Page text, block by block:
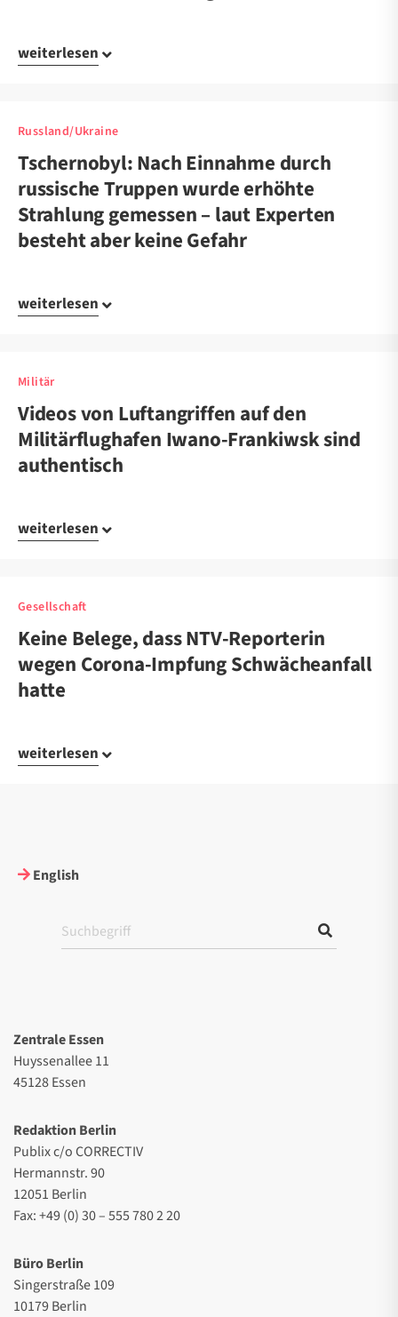
weiterlesen
Russland/Ukraine
Tschernobyl: Nach Einnahme durch
russische Truppen wurde erhöhte
Strahlung gemessen – laut Experten
besteht aber keine Gefahr
weiterlesen
Militär
Videos von Luftangriffen auf den
Militärflughafen Iwano-Frankiwsk sind
authentisch
weiterlesen
Gesellschaft
Keine Belege, dass NTV-Reporterin
wegen Corona-Impfung Schwächeanfall
hatte
weiterlesen
English
Zentrale Essen
Huyssenallee 11
45128 Essen
Redaktion Berlin
Publix c/o CORRECTIV
Hermannstr. 90
12051 Berlin
Fax: +49 (0) 30 – 555 780 2 20
Büro Berlin
Singerstraße 109
10179 Berlin